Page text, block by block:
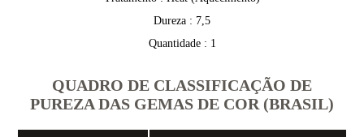
Dureza : 7,5
Quantidade : 1
QUADRO DE CLASSIFICAÇÃO DE
PUREZA DAS GEMAS DE COR (BRASIL)